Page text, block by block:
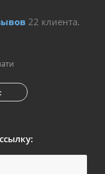
22 клиента.